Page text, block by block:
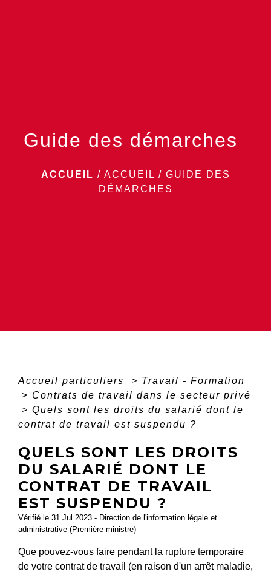
Guide des démarches
ACCUEIL / ACCUEIL / GUIDE DES
DÉMARCHES
Accueil particuliers > Travail - Formation
> Contrats de travail dans le secteur privé
> Quels sont les droits du salarié dont le
contrat de travail est suspendu ?
QUELS SONT LES DROITS
DU SALARIÉ DONT LE
CONTRAT DE TRAVAIL
EST SUSPENDU ?
Vérifié le 31 Jul 2023 - Direction de l'information légale et
administrative (Première ministre)
Que pouvez-vous faire pendant la rupture temporaire
de votre contrat de travail (en raison d'un arrêt maladie,